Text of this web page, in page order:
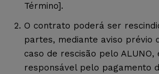
Término].
O contrato poderá ser
partes, mediante aviso prévio
caso de rescisão pelo ALUNO,
responsável pelo pagamento